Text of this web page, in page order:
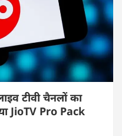
टीवी चैनलों का
JioTV Pro Pack